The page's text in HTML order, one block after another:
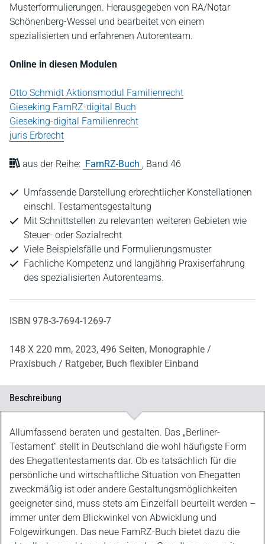
Musterformulierungen. Herausgegeben von RA/Notar
Schönenberg-Wessel und bearbeitet von einem
spezialisierten und erfahrenen Autorenteam.
Online in diesen Modulen
Otto Schmidt Aktionsmodul Familienrecht
Gieseking FamRZ-digital Buch
Gieseking-digital Familienrecht
juris Erbrecht
aus der Reihe: FamRZ-Buch , Band 46
Umfassende Darstellung erbrechtlicher Konstellationen
einschl. Testamentsgestaltung
Mit Schnittstellen zu relevanten weiteren Gebieten wie
Steuer- oder Sozialrecht
Viele Beispielsfälle und Formulierungsmuster
Fachliche Kompetenz und langjährig Praxiserfahrung
des spezialisierten Autorenteams.
ISBN 978-3-7694-1269-7
148 X 220 mm, 2023, 496 Seiten, Monographie /
Praxisbuch / Ratgeber, Buch flexibler Einband
Beschreibung
Beschreibung
Allumfassend beraten und gestalten. Das „Berliner-
Testament“ stellt in Deutschland die wohl häufigste Form
des Ehegattentestaments dar. Ob es tatsächlich für die
persönliche und wirtschaftliche Situation von Ehegatten
zweckmäßig ist oder andere Gestaltungsmöglichkeiten
geeigneter sind, muss stets am Einzelfall beurteilt werden –
immer unter dem Blickwinkel von Abwicklung und
Folgewirkungen. Das neue FamRZ-Buch bietet dazu die